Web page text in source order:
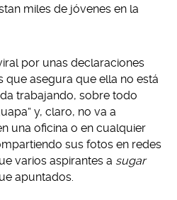
miles de jóvenes en la
por unas declaraciones
que asegura que ella no está
trabajando, sobre todo
y, claro, no va a
una oficina o en cualquier
sus fotos en redes
varios aspirantes a sugar
apuntados.